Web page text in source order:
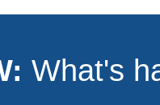
What's